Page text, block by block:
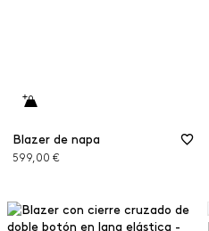
Blazer de napa
599,00 €